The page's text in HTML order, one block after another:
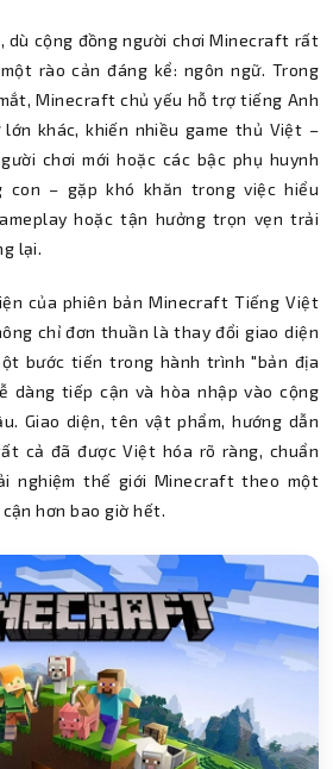
dù cộng đồng người chơi Minecraft rất
rào cản đáng kể: ngôn ngữ. Trong
Minecraft chủ yếu hỗ trợ tiếng Anh
khác, khiến nhiều game thủ Việt –
chơi mới hoặc các bậc phụ huynh
con – gặp khó khăn trong việc hiểu
hoặc tận hưởng trọn vẹn trải
lại.
của phiên bản Minecraft Tiếng Việt
chỉ đơn thuần là thay đổi giao diện
bước tiến trong hành trình "bản địa
dàng tiếp cận và hòa nhập vào cộng
Giao diện, tên vật phẩm, hướng dẫn
cả đã được Việt hóa rõ ràng, chuẩn
nghiệm thế giới Minecraft theo một
hơn bao giờ hết.